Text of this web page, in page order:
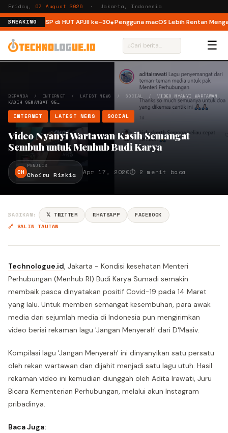
Friday, 07 August 2026 · Jakarta, Indonesia
BREAKINGISP di HUT APJII ke-30 Pengguna macOS Lebih Rentan
⌕ ☰
BERANDA / INTERNET / LATEST NEWS /SOCIAL /VIDEO NYANYI WARTAWAN
KASIH SEMANGAT SE…
INTERNET LATEST NEWS SOCIAL
Video Nyanyi Wartawan Kasih Semangat
Sembuh untuk Menhub Budi Karya
CH
PENULIS
Choiru Rizkia Apr 17, 2020⏱ 2 menit baca
BAGIKAN: 𝕏 TWITTER WHATSAPP
FACEBOOK
🔗 SALIN TAUTAN
Technologue.id, Jakarta - Kondisi kesehatan Menteri
Perhubungan (Menhub RI) Budi Karya Sumadi semakin
membaik pasca dinyatakan positif Covid-19 pada 14 Maret
yang lalu. Untuk memberi semangat kesembuhan, para awak
media dari sejumlah media di Indonesia pun mengirimkan
video berisi rekaman lagu 'Jangan Menyerah' dari D'Masiv.
Kompilasi lagu 'Jangan Menyerah' ini dinyanyikan satu persatu
oleh rekan wartawan dan dijahit menjadi satu lagu utuh. Hasil
rekaman video ini kemudian diunggah oleh Adita Irawati, Juru
Bicara Kementerian Perhubungan, melalui akun Instagram
pribadinya.
Baca Juga: